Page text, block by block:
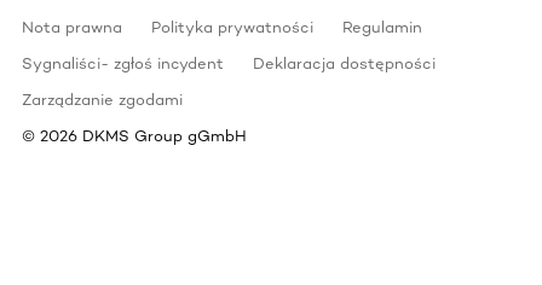
Nota prawna Polityka prywatności
Regulamin
Sygnaliści- zgłoś incydent
Deklaracja dostępności
Zarządzanie zgodami
© 2026 DKMS Group gGmbH